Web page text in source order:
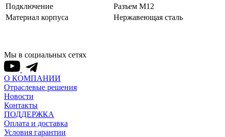
Подключение
Разъем M12
Материал корпуса
Нержавеющая сталь
Мы в социальных сетях
О КОМПАНИИ
Отраслевые решения
Новости
Контакты
ПОДДЕРЖКА
Оплата и доставка
Условия гарантии